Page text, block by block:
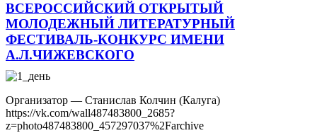
ВСЕРОССИЙСКИЙ ОТКРЫТЫЙ
МОЛОДЕЖНЫЙ ЛИТЕРАТУРНЫЙ
ФЕСТИВАЛЬ-КОНКУРС ИМЕНИ
А.Л.ЧИЖЕВСКОГО
Организатор — Станислав Колчин (Калуга)
https://vk.com/wall487483800_2685?
z=photo487483800_457297037%2Farchive